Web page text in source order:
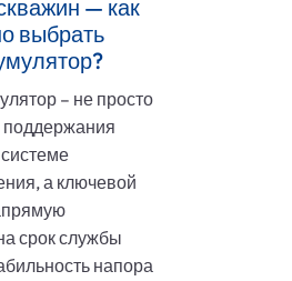
— как
выбрать
– не просто
поддержания
а ключевой
срок службы
напора